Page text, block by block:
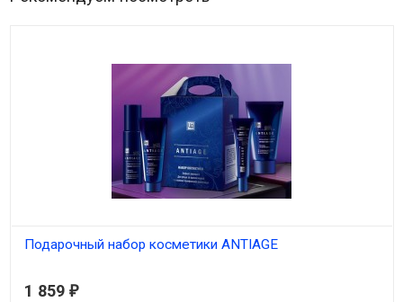
Подарочный набор косметики ANTIAGE
1 859 ₽